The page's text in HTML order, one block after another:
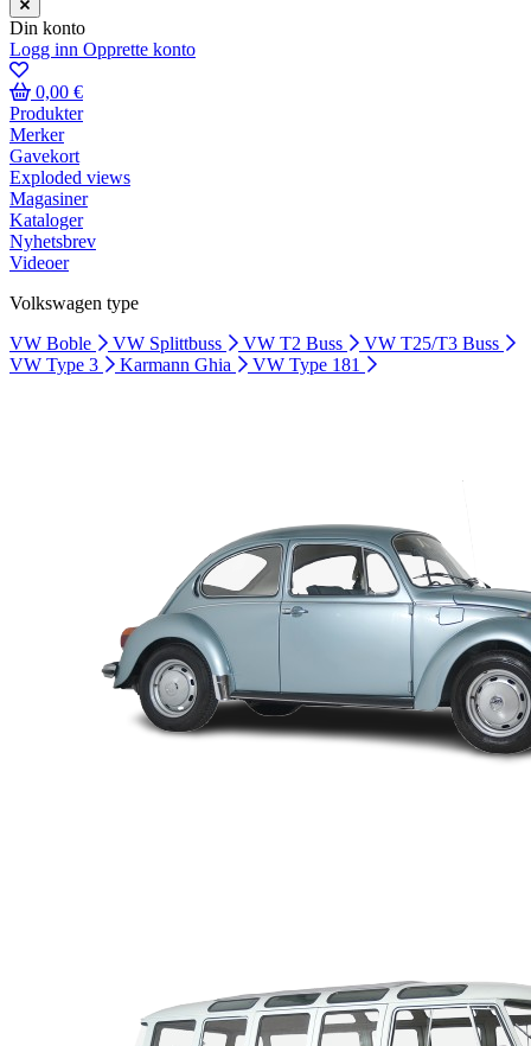
Din konto
Logg inn Opprette konto
0,00 €
Produkter
Merker
Gavekort
Exploded views
Magasiner
Kataloger
Nyhetsbrev
Videoer
Volkswagen type
VW Boble
VW Splittbuss VW T2 Buss
VW T25/T3 Buss
VW Type 3
Karmann Ghia VW Type 181